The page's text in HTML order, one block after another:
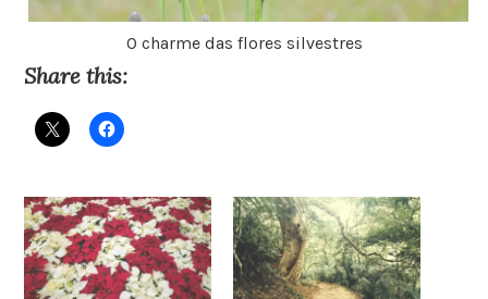
O charme das flores silvestres
Share this: